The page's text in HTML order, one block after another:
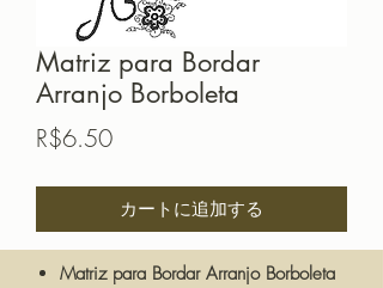
Matriz para Bordar
Arranjo Borboleta
R$6.50価
カートに追加する
Matriz para Bordar Arranjo Borboleta